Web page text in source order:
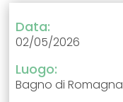
Data:
02/05/2026
Luogo:
Bagno di